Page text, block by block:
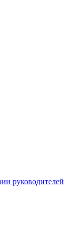
руководителей